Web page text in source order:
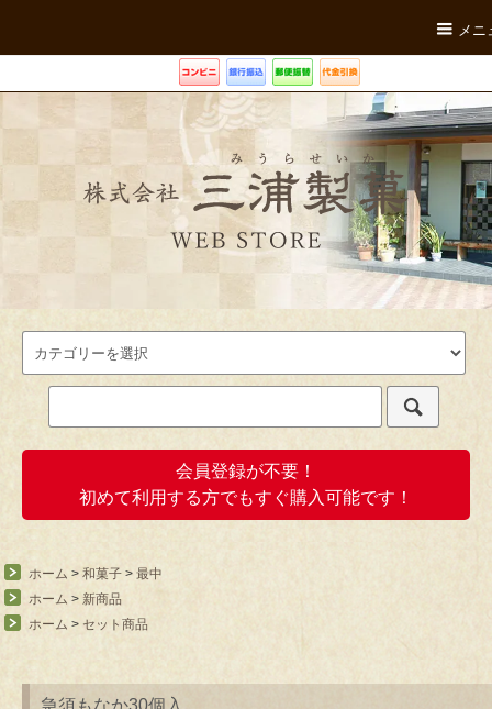
メニ
会員登録が不要！
初めて利用する方でもすぐ購入可能です！
ホーム >和菓子 >最中
ホーム >新商品
ホーム > セット商品
急須もなか30個入